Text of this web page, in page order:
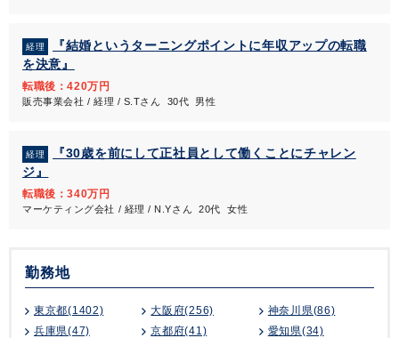
経理
『結婚というターニングポイントに年収アップの転職
を決意』
転職後：420万円
販売事業会社 / 経理 / S.Tさん 30代 男性
経理
『30歳を前にして正社員として働くことにチャレン
ジ』
転職後：340万円
マーケティング会社 / 経理 / N.Yさん 20代 女性
勤務地
東京都(1402) 大阪府(256)
神奈川県(86)
兵庫県(47)
京都府(41)
愛知県(34)